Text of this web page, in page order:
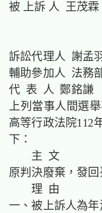
被 上訴
訴訟代理人 謝孟
輔助參
代 表 人 鄭
上列當事人間選
高等行政法院112
下：
主 文
原判決廢棄，發
理 由
一、被上訴人為年